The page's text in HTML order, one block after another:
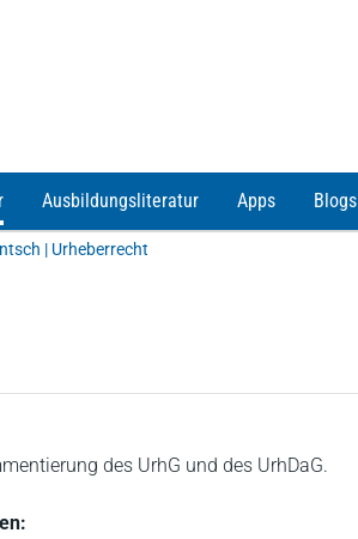
Ausbildungsliteratur Apps Blogs
| Urheberrecht
des UrhG und des UrhDaG.